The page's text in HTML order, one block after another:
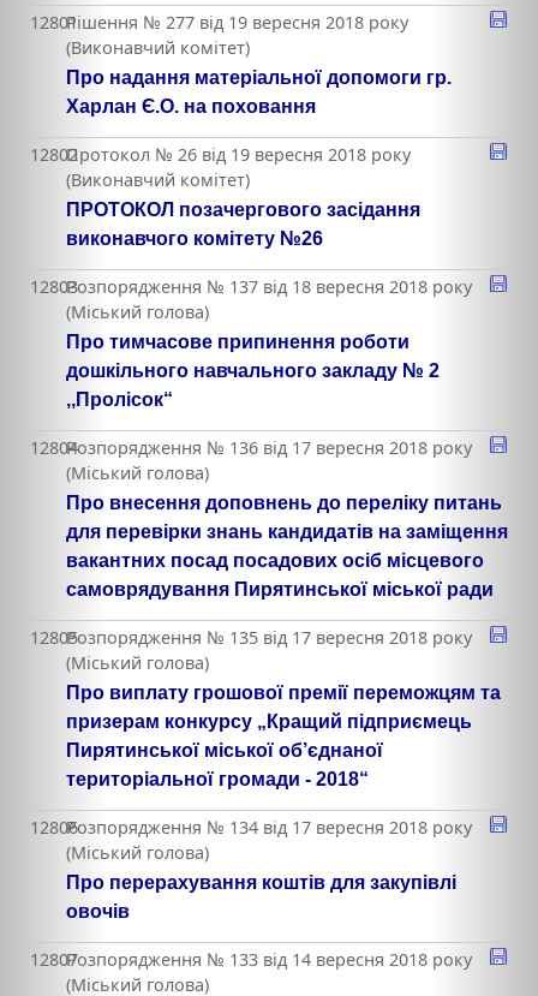
12801Рішення № 277 від 19 вересня 2018 року
(Виконавчий комітет)
Про надання матеріальної допомоги гр.
Харлан Є.О. на поховання
12802Протокол № 26 від 19 вересня 2018 року
(Виконавчий комітет)
ПРОТОКОЛ позачергового засідання
виконавчого комітету №26
12803Розпорядження № 137 від 18 вересня 2018 року
(Міський голова)
Про тимчасове припинення роботи
дошкільного навчального закладу № 2
,,Пролісок“
12804Розпорядження № 136 від 17 вересня 2018 року
(Міський голова)
Про внесення доповнень до переліку питань
для перевірки знань кандидатів на заміщення
вакантних посад посадових осіб місцевого
самоврядування Пирятинської міської ради
12805Розпорядження № 135 від 17 вересня 2018 року
(Міський голова)
Про виплату грошової премії переможцям та
призерам конкурсу „Кращий підприємець
Пирятинської міської об’єднаної
територіальної громади - 2018“
12806Розпорядження № 134 від 17 вересня 2018 року
(Міський голова)
Про перерахування коштів для закупівлі
овочів
12807Розпорядження № 133 від 14 вересня 2018 року
(Міський голова)